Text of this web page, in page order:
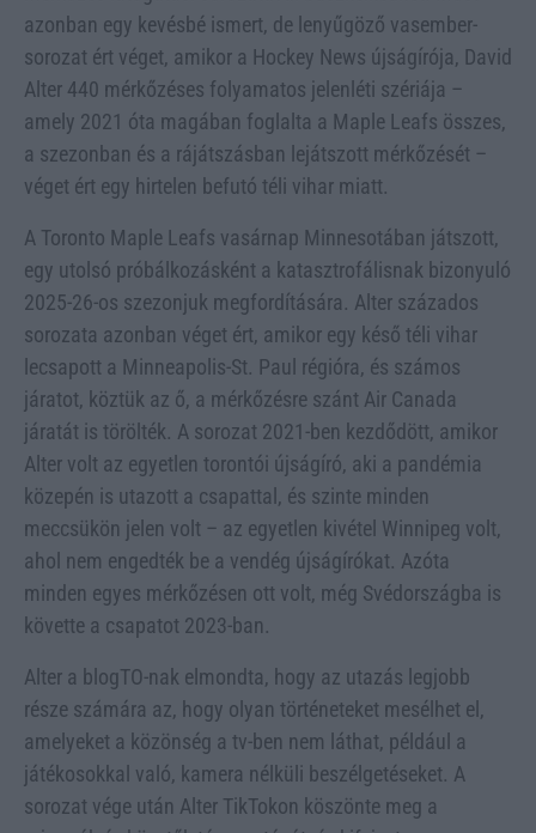
azonban egy kevésbé ismert, de lenyűgöző vasember-
sorozat ért véget, amikor a Hockey News újságírója, David
Alter 440 mérkőzéses folyamatos jelenléti szériája –
amely 2021 óta magában foglalta a Maple Leafs összes,
a szezonban és a rájátszásban lejátszott mérkőzését –
véget ért egy hirtelen befutó téli vihar miatt.
A Toronto Maple Leafs vasárnap Minnesotában játszott,
egy utolsó próbálkozásként a katasztrofálisnak bizonyuló
2025-26-os szezonjuk megfordítására. Alter százados
sorozata azonban véget ért, amikor egy késő téli vihar
lecsapott a Minneapolis-St. Paul régióra, és számos
járatot, köztük az ő, a mérkőzésre szánt Air Canada
járatát is törölték. A sorozat 2021-ben kezdődött, amikor
Alter volt az egyetlen torontói újságíró, aki a pandémia
közepén is utazott a csapattal, és szinte minden
meccsükön jelen volt – az egyetlen kivétel Winnipeg volt,
ahol nem engedték be a vendég újságírókat. Azóta
minden egyes mérkőzésen ott volt, még Svédországba is
követte a csapatot 2023-ban.
Alter a blogTO-nak elmondta, hogy az utazás legjobb
része számára az, hogy olyan történeteket mesélhet el,
amelyeket a közönség a tv-ben nem láthat, például a
játékosokkal való, kamera nélküli beszélgetéseket. A
sorozat vége után Alter TikTokon köszönte meg a